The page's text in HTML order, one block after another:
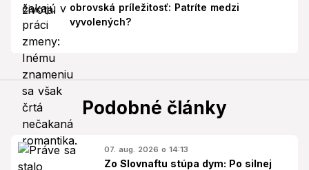
obrovská príležitosť: Patríte medzi
vyvolených?
Podobné články
07. aug. 2026 o 14:13
Zo Slovnaftu stúpa dym: Po silnej